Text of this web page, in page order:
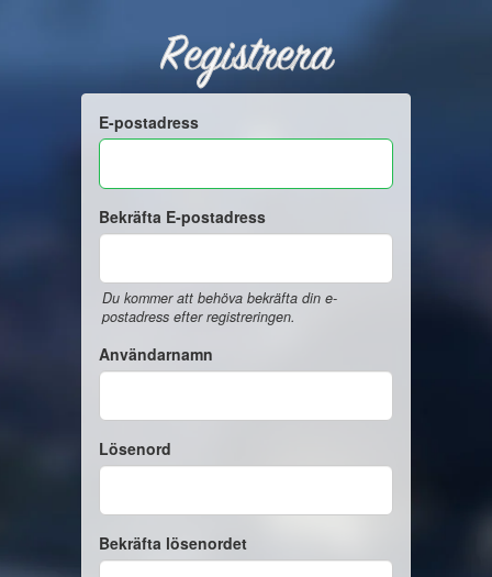
Registrera
E-postadress
Bekräfta E-postadress
Du kommer att behöva bekräfta din e-
postadress efter registreringen.
Användarnamn
Lösenord
Bekräfta lösenordet